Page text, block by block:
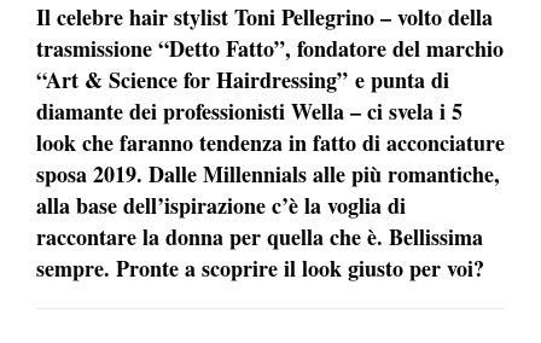
Il celebre hair stylist Toni Pellegrino – volto della
trasmissione “Detto Fatto”, fondatore del marchio
“Art & Science for Hairdressing” e punta di
diamante dei professionisti Wella – ci svela i 5
look che faranno tendenza in fatto di acconciature
sposa 2019. Dalle Millennials alle più romantiche,
alla base dell’ispirazione c’è la voglia di
raccontare la donna per quella che è. Bellissima
sempre. Pronte a scoprire il look giusto per voi?